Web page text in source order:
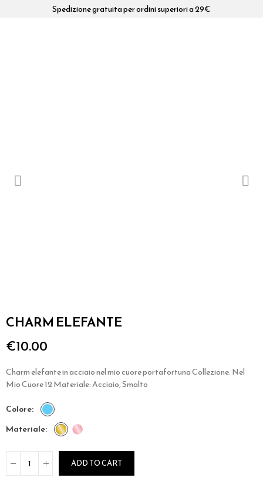
Spedizione gratuita per ordini superiori a 29€
CHARM ELEFANTE
€10.00
Charm elefante in acciaio nel mio cuore portafortuna Collezione: Nel
Mio Cuore 12 Materiale: Acciaio, Smalto
colore
materiale
ADD TO CART